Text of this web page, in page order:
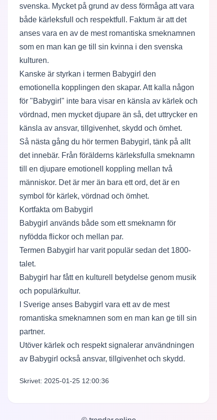
svenska. Mycket på grund av dess förmåga att vara
både kärleksfull och respektfull. Faktum är att det
anses vara en av de mest romantiska smeknamnen
som en man kan ge till sin kvinna i den svenska
kulturen.
Kanske är styrkan i termen Babygirl den
emotionella kopplingen den skapar. Att kalla någon
för "Babygirl" inte bara visar en känsla av kärlek och
vördnad, men mycket djupare än så, det uttrycker en
känsla av ansvar, tillgivenhet, skydd och ömhet.
Så nästa gång du hör termen Babygirl, tänk på allt
det innebär. Från förälderns kärleksfulla smeknamn
till en djupare emotionell koppling mellan två
människor. Det är mer än bara ett ord, det är en
symbol för kärlek, vördnad och ömhet.
Kortfakta om Babygirl
Babygirl används både som ett smeknamn för
nyfödda flickor och mellan par.
Termen Babygirl har varit populär sedan det 1800-
talet.
Babygirl har fått en kulturell betydelse genom musik
och populärkultur.
I Sverige anses Babygirl vara ett av de mest
romantiska smeknamnen som en man kan ge till sin
partner.
Utöver kärlek och respekt signalerar användningen
av Babygirl också ansvar, tillgivenhet och skydd.
Skrivet: 2025-01-25 12:00:36